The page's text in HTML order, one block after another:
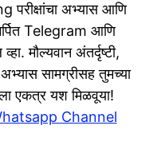
अभ्यास आणि
Telegram आणि
मौल्यवान अंतर्दृष्टी,
सामग्रीसह तुमच्या
एकत्र यश मिळवूया!
Channel